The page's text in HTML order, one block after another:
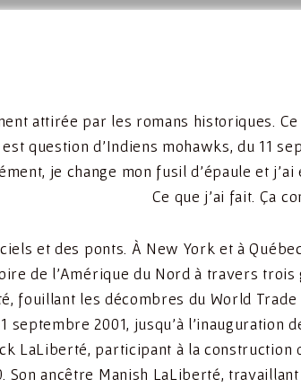
attirée par les romans historiques.
est question d’Indiens mohawks, du 11
je change mon fusil d’épaule et j’ai
Ce que j’ai fait. Ça
et des ponts. À New York et à
de l’Amérique du Nord à travers
fouillant les décombres du World
septembre 2001, jusqu’à l’inauguration
LaLiberté, participant à la construction
Son ancêtre Manish LaLiberté,